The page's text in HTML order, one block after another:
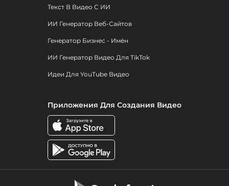
Текст В Видео С ИИ
ИИ Генератор Веб-Сайтов
Генератор Бизнес - Имён
ИИ Генератор Видео Для TikTok
Идеи Для YouTube Видео
Приложения Для Создания Видео